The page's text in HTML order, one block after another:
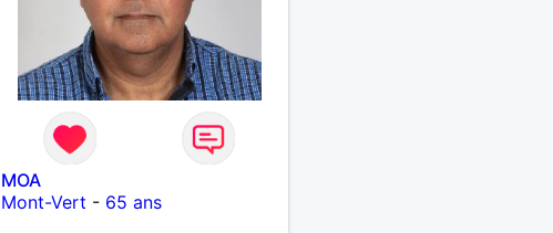
MOA
Mont-Vert - 65 ans